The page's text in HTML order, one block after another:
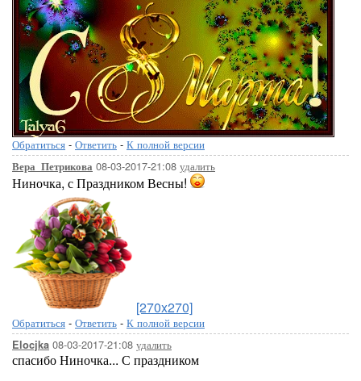
Обратиться - Ответить - К полной версии
Вера_Петрикова 08-03-2017-21:08 удалить
Ниночка, с Праздником Весны!
[270x270]
Обратиться - Ответить - К полной версии
Elocjka 08-03-2017-21:08 удалить
спасибо Ниночка... С праздником